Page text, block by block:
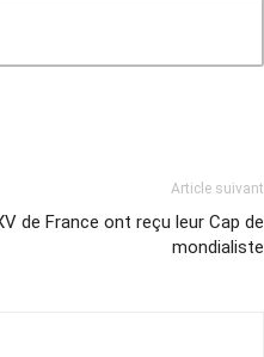
Article suivant
de France ont reçu leur Cap de
mondialiste